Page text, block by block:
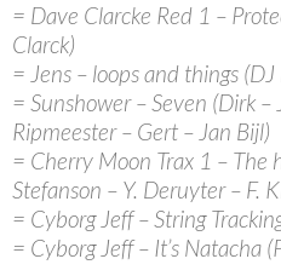
= Dave Clarcke Red 1 –
Clarck)
= Jens – loops and things
= Sunshower – Seven (Dirk
Ripmeester – Gert – Jan Bijl)
= Cherry Moon Trax 1 – The
Stefanson – Y. Deruyter – F.
= Cyborg Jeff – String
= Cyborg Jeff – It’s Natacha